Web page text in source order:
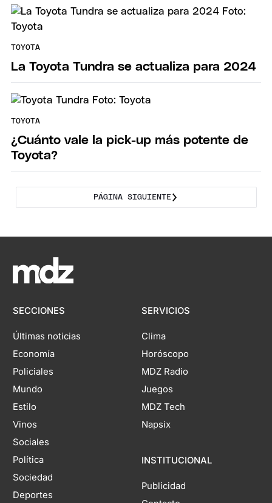
TOYOTA
La Toyota Tundra se actualiza para 2024
TOYOTA
¿Cuánto vale la pick-up más potente de
Toyota?
PÁGINA SIGUIENTE
SECCIONES
Últimas noticias
Economía
Policiales
Mundo
Estilo
Vinos
Sociales
Política
Sociedad
Deportes
SERVICIOS
Clima
Horóscopo
MDZ Radio
Juegos
MDZ Tech
Napsix
INSTITUCIONAL
Publicidad